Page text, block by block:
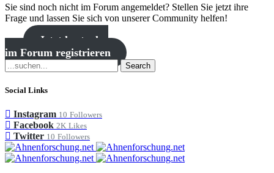
Sie sind noch nicht im Forum angemeldet? Stellen Sie jetzt ihre
Frage und lassen Sie sich von unserer Community helfen!
Jetzt kostenlos
im Forum registrieren
Search
Social Links
Instagram 10 Followers
Facebook 2K Likes
Twitter 10 Followers